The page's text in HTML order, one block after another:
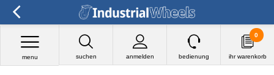
suchen anmelden
menu bedienung ihr warenkorb
0